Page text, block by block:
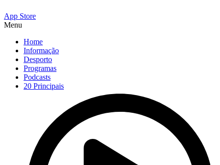
App Store
Menu
Home
Informação
Desporto
Programas
Podcasts
20 Principais